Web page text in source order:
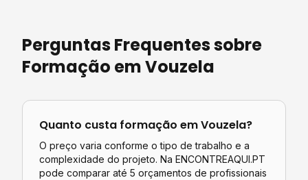
Perguntas Frequentes sobre
Formação emVouzela
Quanto custa formação emVouzela?
O preço varia conforme o tipo de trabalho e a
complexidade do projeto. Na ENCONTREAQUI.PT
pode comparar até 5 orçamentos de profissionais